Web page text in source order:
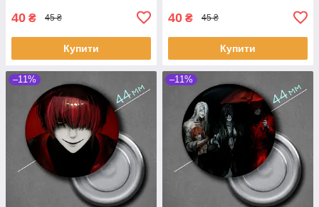
40 ₴ 45 ₴
Купити
40 ₴ 45 ₴
Купити
–11% –11%